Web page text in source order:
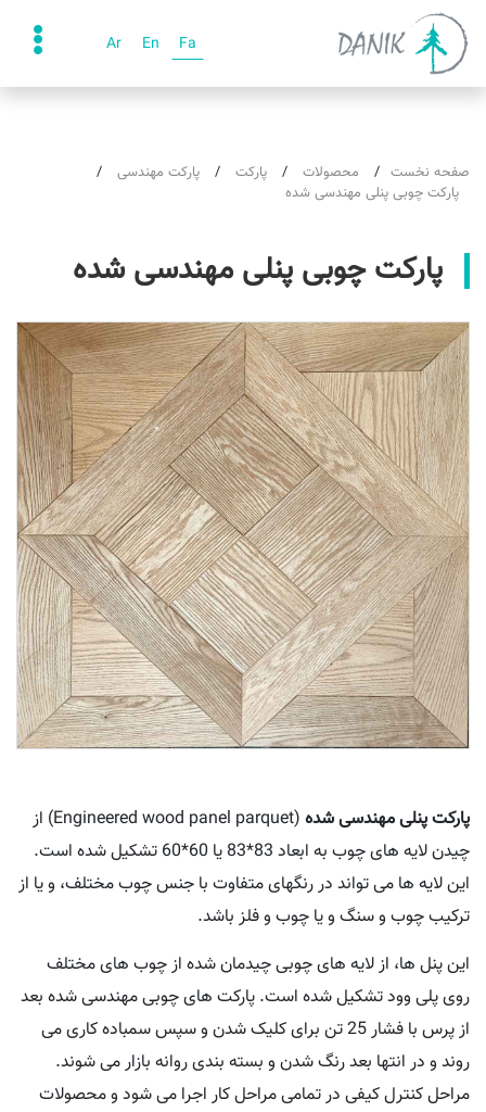
Fa
En
Ar
صفحه نخست محصولات پارکت
پارکت مهندسی
پارکت چوبی پنلی مهندسی شده
پارکت چوبی پنلی مهندسی شده
پارکت پنلی مهندسی شده
(Engineered wood panel parquet) از
چیدن لایه های چوب به ابعاد 83*83 یا 60*60 تشکیل شده است.
این لایه ها می تواند در رنگهای متفاوت با جنس چوب مختلف، و یا از
ترکیب چوب و سنگ و یا چوب و فلز باشد.
این پنل ها، از لایه های چوبی چیدمان شده از چوب های مختلف
روی پلی وود تشکیل شده است. پارکت های چوبی مهندسی شده بعد
از پرس با فشار 25 تن برای کلیک شدن و سپس سمباده کاری می
روند و در انتها بعد رنگ شدن و بسته بندی روانه بازار می شوند.
مراحل کنترل کیفی در تمامی مراحل کار اجرا می شود و محصولات